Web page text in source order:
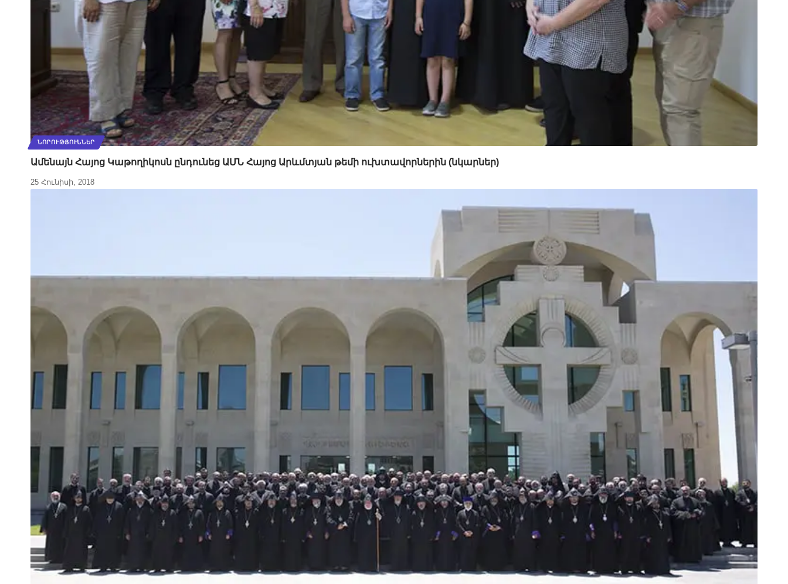
ՆՈՐՈՒԹՅՈՒՆՆԵՐ
Ամենայն Հայոց Կաթողիկոսն ընդունեց ԱՄՆ Հայոց Արևմտյան թեմի ուխտավորներին (նկարներ)
25 Հունիսի, 2018